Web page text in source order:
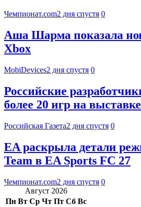
Чемпионат.com2 дня спустя 0
Аша Шарма показала
Xbox
MobiDevices2 дня спустя 0
Российские
более 20 игр на
Российская Газета2 дня спустя 0
EA раскрыла детали
Team в EA Sports FC 27
Чемпионат.com2 дня спустя 0
Август 2026
Пн Вт Ср Чт Пт Сб Вс